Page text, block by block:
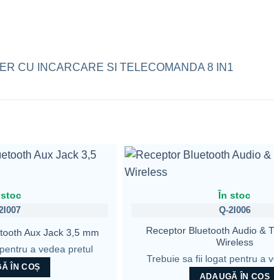
CU INCARCARE SI TELECOMANDA 8 IN1
Aux Jack 3,5 mm
a vedea pretul
ÎN COȘ
În stoc
Q-2I006
Receptor Bluetooth Audio &
Wireless
Trebuie sa fii logat pentru a
ADAUGĂ ÎN COȘ